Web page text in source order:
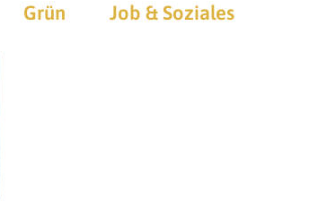
Grün Job & Soziales